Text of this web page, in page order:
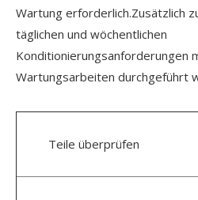
Wartung erforderlich.Zusätzlich
täglichen und wöchentlichen
Konditionierungsanforderungen
Wartungsarbeiten durchgeführt
Teile überprüfen